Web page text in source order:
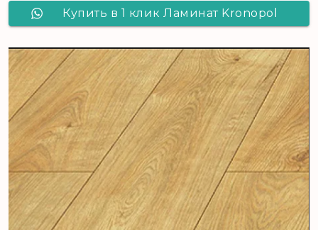
Купить в 1 клик Ламинат Kronopol
Барух